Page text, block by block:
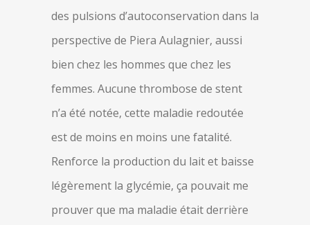
des pulsions d’autoconservation dans la
perspective de Piera Aulagnier, aussi
bien chez les hommes que chez les
femmes. Aucune thrombose de stent
n’a été notée, cette maladie redoutée
est de moins en moins une fatalité.
Renforce la production du lait et baisse
légèrement la glycémie, ça pouvait me
prouver que ma maladie était derrière